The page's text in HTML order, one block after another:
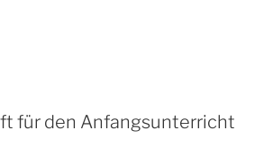
für den Anfangsunterricht